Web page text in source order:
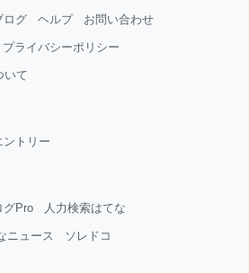
ログ ヘルプ お問い合わせ
プライバシーポリシー
いて
ントリー
グPro 人力検索はてな
ニュース ソレドコ